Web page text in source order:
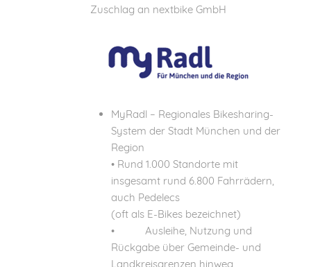
Zuschlag an nextbike GmbH
MyRadl – Regionales Bikesharing-
System der Stadt München und der
Region
• Rund 1.000 Standorte mit
insgesamt rund 6.800 Fahrrädern,
auch Pedelecs
(oft als E-Bikes bezeichnet)
• Ausleihe, Nutzung und
Rückgabe über Gemeinde- und
Landkreisgrenzen hinweg